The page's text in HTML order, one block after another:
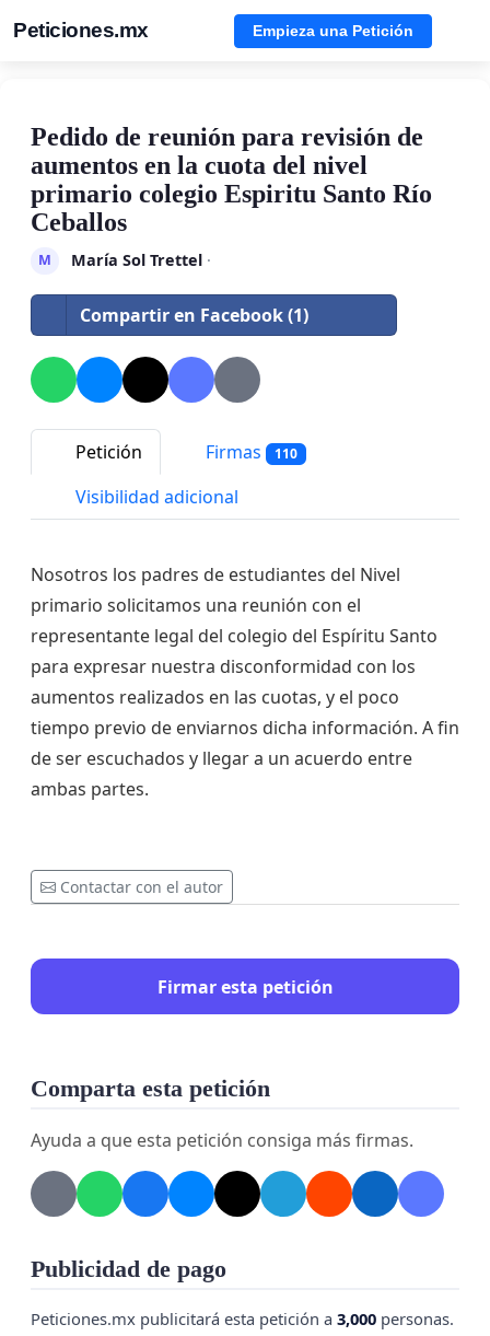
Peticiones.mx Empieza una Petición
Pedido de reunión para revisión de
aumentos en la cuota del nivel
primario colegio Espiritu Santo Río
Ceballos
M María Sol Trettel·
Compartir en Facebook (1)
Petición Firmas 110
Visibilidad adicional
Nosotros los padres de estudiantes del Nivel
primario solicitamos una reunión con el
representante legal del colegio del Espíritu Santo
para expresar nuestra disconformidad con los
aumentos realizados en las cuotas, y el poco
tiempo previo de enviarnos dicha información. A fin
de ser escuchados y llegar a un acuerdo entre
ambas partes.
Contactar con el autor
Firmar esta petición
Comparta esta petición
Ayuda a que esta petición consiga más firmas.
Publicidad de pago
Peticiones.mx publicitará esta petición a 3,000 personas.